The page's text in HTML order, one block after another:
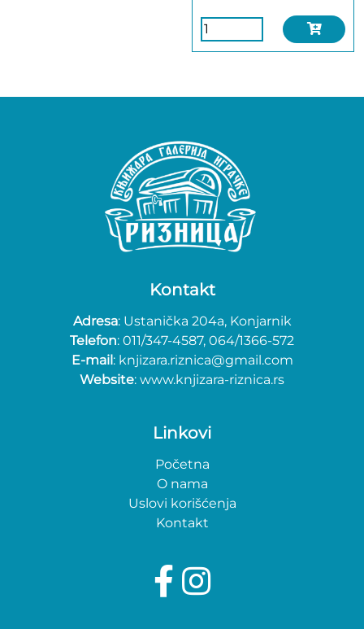
Kontakt
Adresa: Ustanička 204a, Konjarnik
Telefon: 011/347-4587, 064/1366-572
E-mail: knjizara.riznica@gmail.com
Website: www.knjizara-riznica.rs
Linkovi
Početna
O nama
Uslovi korišćenja
Kontakt